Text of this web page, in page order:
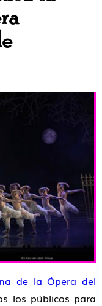
de la Ópera del
los públicos para